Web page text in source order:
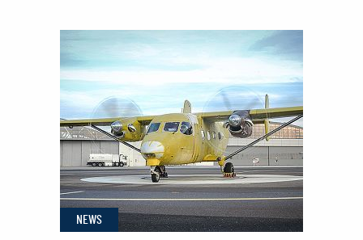
wiodącą
firmą
Euro-
Park
Mielec
NEWS